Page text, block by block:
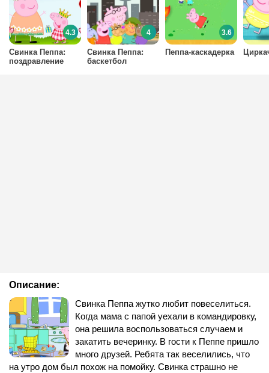
Описание:
Свинка Пеппа жутко любит повеселиться.
Когда мама с папой уехали в командировку,
она решила воспользоваться случаем и
закатить вечеринку. В гости к Пеппе пришло
много друзей. Ребята так веселились, что
на утро дом был похож на помойку. Свинка страшно не
Свинка Пеппа:
поздравление
4.3
Cвинка Пеппа:
баскетбол
4
Пеппа-каскадерка
3.6